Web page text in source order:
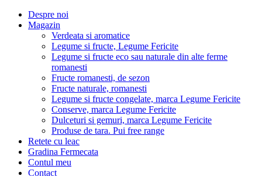
Despre noi
Magazin
Verdeata si aromatice
Legume si fructe, Legume Fericite
Legume si fructe eco sau naturale din alte ferme
romanesti
Fructe romanesti, de sezon
Fructe naturale, romanesti
Legume si fructe congelate, marca Legume Fericite
Conserve, marca Legume Fericite
Dulceturi si gemuri, marca Legume Fericite
Produse de tara. Pui free range
Retete cu leac
Gradina Fermecata
Contul meu
Contact